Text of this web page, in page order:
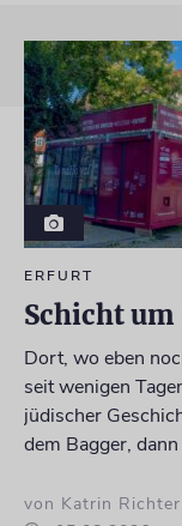
ERFURT
Schicht
Dort, wo eben
seit wenigen
jüdischer
dem Bagger,
von Katrin Richter